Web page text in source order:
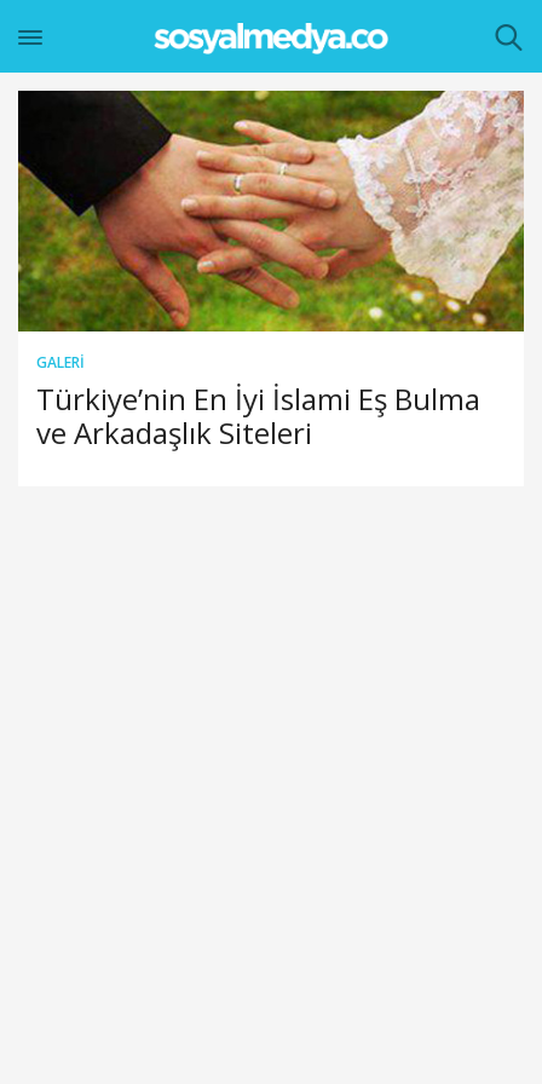
GALERI
Türkiye’nin En İyi İslami Eş Bulma
ve Arkadaşlık Siteleri